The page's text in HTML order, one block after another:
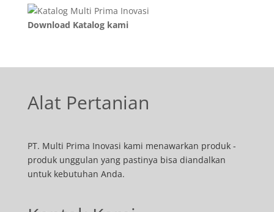
Download Katalog kami
Alat Pertanian
PT. Multi Prima Inovasi kami menawarkan produk -
produk unggulan yang pastinya bisa diandalkan
untuk kebutuhan Anda.